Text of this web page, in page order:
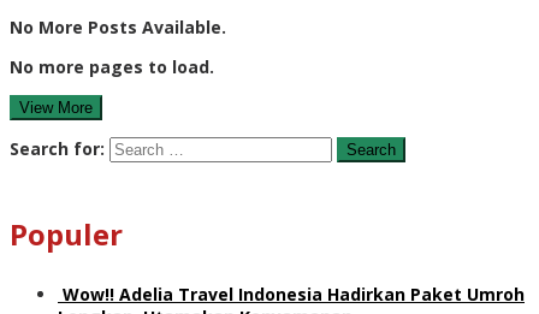
No More Posts Available.
No more pages to load.
View More
Search for:
Populer
Wow!! Adelia Travel Indonesia Hadirkan Paket Umroh